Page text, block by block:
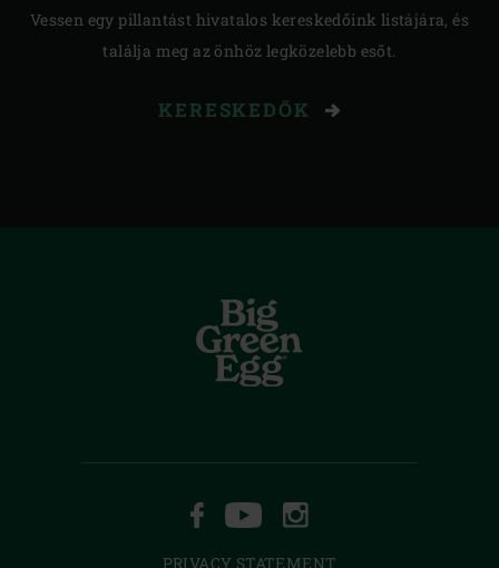
Vessen egy pillantást hivatalos kereskedőink listájára, és
találja meg az önhöz legközelebb esőt.
KERESKEDŐK
FACEBOOKYOUTUBE
PRIVACY STATEMENT